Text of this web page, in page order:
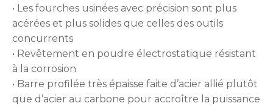
• Les fourches usinées avec précision sont plus
acérées et plus solides que celles des outils
concurrents
• Revêtement en poudre électrostatique résistant
à la corrosion
• Barre profilée très épaisse faite d’acier allié plutôt
que d’acier au carbone pour accroître la puissance